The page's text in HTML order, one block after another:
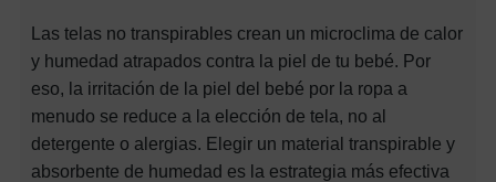
Las telas no transpirables crean un microclima de calor
y humedad atrapados contra la piel de tu bebé. Por
eso, la irritación de la piel del bebé por la ropa a
menudo se reduce a la elección de tela, no al
detergente o alergias. Elegir un material transpirable y
absorbente de humedad es la estrategia más efectiva